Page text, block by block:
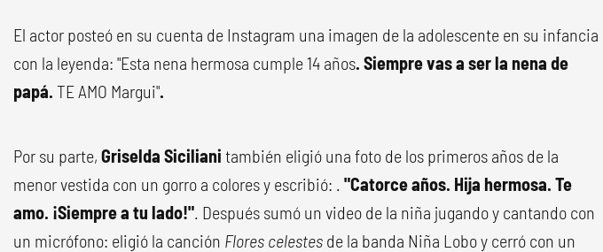
El actor posteó en su cuenta de Instagram una imagen de la adolescente en su infancia
con la leyenda: "Esta nena hermosa cumple 14 años. Siempre vas a ser la nena de
papá. TE AMO Margui".
Por su parte, Griselda Siciliani también eligió una foto de los primeros años de la
menor vestida con un gorro a colores y escribió: . "Catorce años. Hija hermosa. Te
amo. ¡Siempre a tu lado!". Después sumó un video de la niña jugando y cantando con
un micrófono: eligió la canción Flores celestes de la banda Niña Lobo y cerró con un